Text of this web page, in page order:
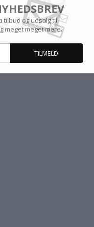
tilbud og udsalg til
meget meget mere.